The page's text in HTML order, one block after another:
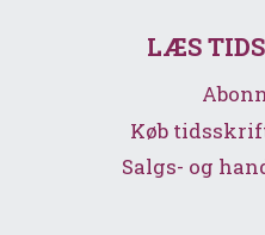
LÆS
Køb
Salgs- og